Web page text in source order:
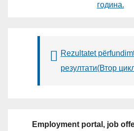
година.
Rezultatet
резултати(Втор
Employment portal, job